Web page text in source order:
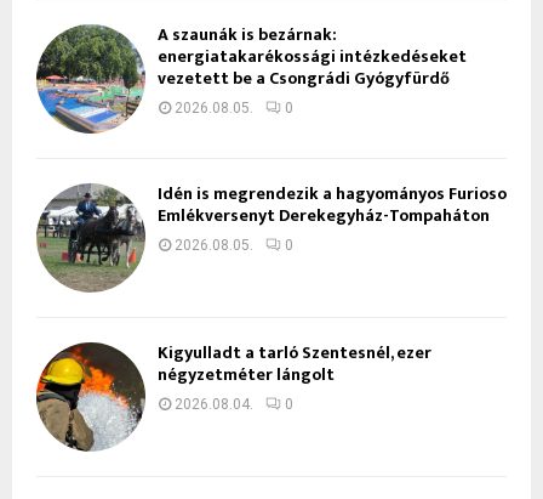
A szaunák is bezárnak:
energiatakarékossági intézkedéseket
vezetett be a Csongrádi Gyógyfürdő
2026.08.05. 0
Idén is megrendezik a hagyományos Furioso
Emlékversenyt Derekegyház-Tompaháton
2026.08.05. 0
Kigyulladt a tarló Szentesnél, ezer
négyzetméter lángolt
2026.08.04. 0